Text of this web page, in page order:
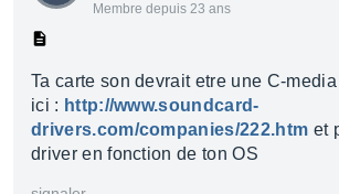
Membre depuis 23 ans
Ta carte son devrait etre une C-
ici : http://www.soundcard-
drivers.com/companies/222.htm et
driver en fonction de ton OS